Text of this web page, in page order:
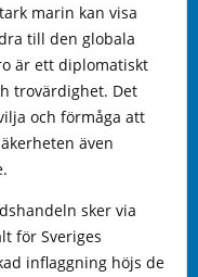
marin kan visa
till den globala
är ett diplomatiskt
trovärdighet. Det
och förmåga att
även
sker via
för Sveriges
inflaggning höjs de